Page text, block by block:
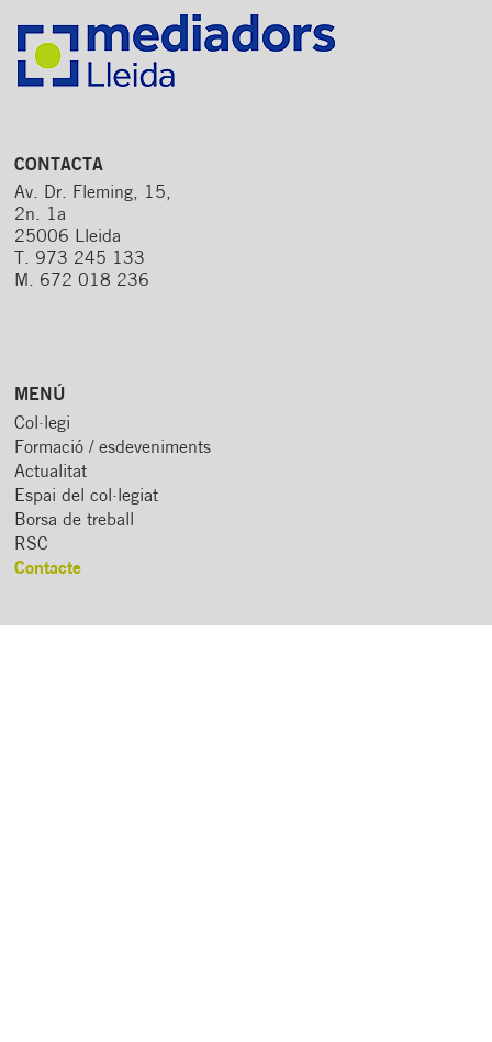
CONTACTA
Av. Dr. Fleming, 15,
2n. 1a
25006 Lleida
T. 973 245 133
M. 672 018 236
MENÚ
Col·legi
Formació / esdeveniments
Actualitat
Espai del col·legiat
Borsa de treball
RSC
Contacte